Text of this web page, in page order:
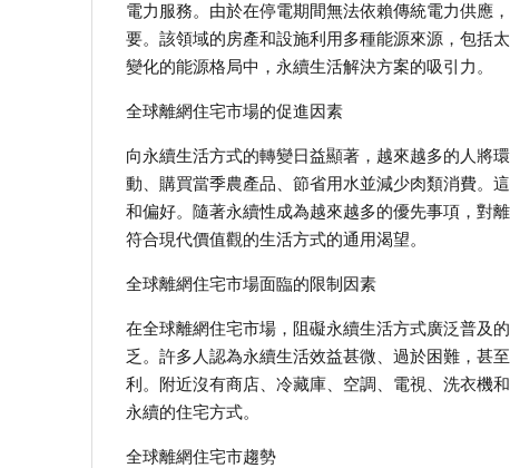
電力服務。由於在停電期間無法依賴傳統電力供應
要。該領域的房產和設施利用多種能源來源，包括
變化的能源格局中，永續生活解決方案的吸引力。
全球離網住宅市場的促進因素
向永續生活方式的轉變日益顯著，越來越多的人將
動、購買當季農產品、節省用水並減少肉類消費。
和偏好。隨著永續性成為越來越多的優先事項，對
符合現代價值觀的生活方式的通用渴望。
全球離網住宅市場面臨的限制因素
在全球離網住宅市場，阻礙永續生活方式廣泛普及
乏。許多人認為永續生活效益甚微、過於困難，甚
利。附近沒有商店、冷藏庫、空調、電視、洗衣機
永續的住宅方式。
全球離網住宅市趨勢